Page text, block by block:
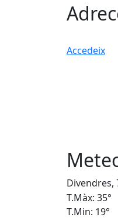
Accedeix
Divendres,
T.Màx: 35°
T.Min: 19°